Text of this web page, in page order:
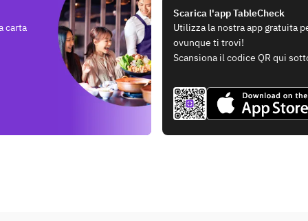
carta
Scarica l'app TableCheck
Utilizza la nostra app gratuita
ovunque ti trovi!
Scansiona il codice QR qui